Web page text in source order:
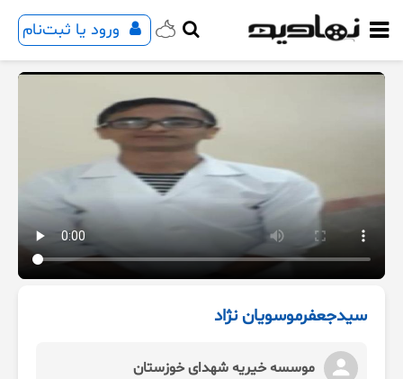
ورود یا ثبت‌نام
سیدجعفرموسویان نژاد
موسسه خیریه شهدای خوزستان